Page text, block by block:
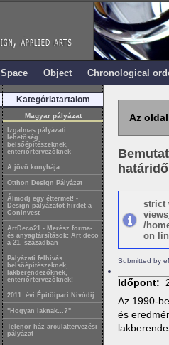
Space Object Chronological
Kategóriatartalom
Magyar pályázat
Izgalmas pályázati
lehetőség
belsőépítészeknek,
enteriőrtervezőknek
A jövő konyhája
Otthon Design Pályázat
Álmodj egy éttermet! -
Design pályázatot hirdet a
Coninvest
ArtDeco21 - Merész forma-
és anyagtársítások: Art deco
a 21. században
Pályázati felhívás
belsőépítészeknek,
lakberendezőknek,
enteriőrtervezőknek!
2011. évi Építőipari Nívódíj
"Hogyan laknak…?"
Telenor ház arculattervezési
pályázat
Az
strict
/
on
Submitted by
Időpont:
Az 1990-
és